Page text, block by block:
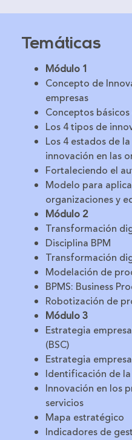
Temáticas
Módulo 1
Concepto de
empresas
Conceptos
Los 4 tipos de
Los 4 estados de
innovación en las
Fortaleciendo el
Modelo para
organizaciones y
Módulo 2
Transformación
Disciplina BPM
Transformación
Modelación de
BPMS: Business
Robotización de
Módulo 3
Estrategia
(BSC)
Estrategia
Identificación de
Innovación en los
servicios
Mapa estratégico
Indicadores de